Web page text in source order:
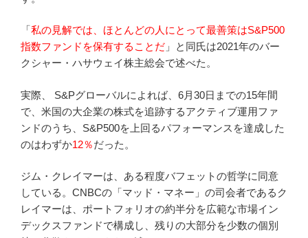
「私の見解では、ほとんどの人にとって最善策はS&P500
指数ファンドを保有することだ 」と同氏は2021年のバー
クシャー・ハサウェイ株主総会で述べた。
実際、 S&Pグローバルによれば、6月30日までの15年間
で、米国の大企業の株式を追跡するアクティブ運用ファ
ンドのうち、S&P500を上回るパフォーマンスを達成した
のはわずか12％だった。
ジム・クレイマーは、ある程度バフェットの哲学に同意
している。CNBCの「マッド・マネー」の司会者であるク
レイマーは、ポートフォリオの約半分を広範な市場イン
デックスファンドで構成し、残りの大部分を少数の個別